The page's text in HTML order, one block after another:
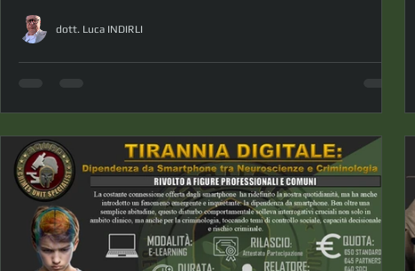
Corso Base di Grafologia La scrittura:
La Grafologia è la disciplina scientifica che studia ed
esamina la grafia per comprendere e valutare la
personalità profonda di un individuo. In ambito legale e
peritale viene utilizzata esclusivamente come strumento
tecnico per determinare l'autenticità di una firma o di un
manoscritto. La grafologia Marchesaniana esplora l'unicità
dott. Luca INDIRLI